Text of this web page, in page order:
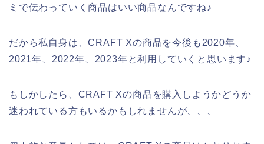
ミで伝わっていく商品はいい商品なんですね♪
だから私自身は、CRAFT Xの商品を今後も2020年、
2021年、2022年、2023年と利用していくと思います♪
もしかしたら、CRAFT Xの商品を購入しようかどうか
迷われている方もいるかもしれませんが、、、